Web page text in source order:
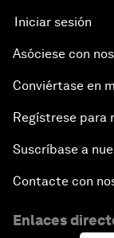
Iniciar sesión
Asóciese con
Conviértase en
Regístrese para
Suscríbase a
Contacte con
Enlaces